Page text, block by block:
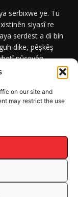
on our site and
may restrict the use
serbixwe ye. Tu
siyasî re
serdest a di bin
dike, pêşkêş
nûçeyên
têkîlî kurdan e.
NEWS